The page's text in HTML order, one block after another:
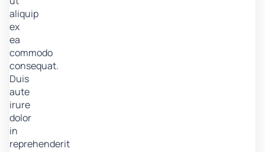
aliquip
ex
ea
commodo
consequat.
Duis
aute
irure
dolor
in
reprehenderit